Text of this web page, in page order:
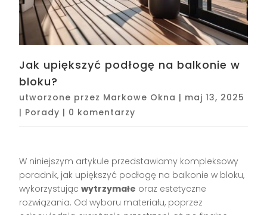
Jak upiększyć podłogę na balkonie w
bloku?
utworzone przez Markowe Okna | maj 13, 2025
| Porady | 0 komentarzy
W niniejszym artykule przedstawiamy kompleksowy
poradnik, jak upiększyć podłogę na balkonie w bloku,
wykorzystującwytrzymałe oraz estetyczne
rozwiązania. Od wyboru materiału, poprzez